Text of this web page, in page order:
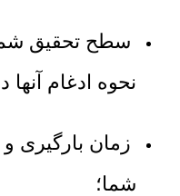
سطح تحقیق
نحوه ادغام
زمان
شما؛